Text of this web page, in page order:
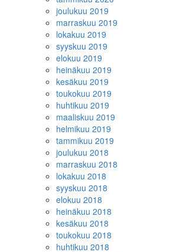
joulukuu 2019
marraskuu 2019
lokakuu 2019
syyskuu 2019
elokuu 2019
heinäkuu 2019
kesäkuu 2019
toukokuu 2019
huhtikuu 2019
maaliskuu 2019
helmikuu 2019
tammikuu 2019
joulukuu 2018
marraskuu 2018
lokakuu 2018
syyskuu 2018
elokuu 2018
heinäkuu 2018
kesäkuu 2018
toukokuu 2018
huhtikuu 2018